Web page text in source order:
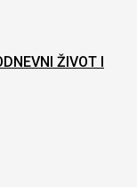
ŽIVOT I